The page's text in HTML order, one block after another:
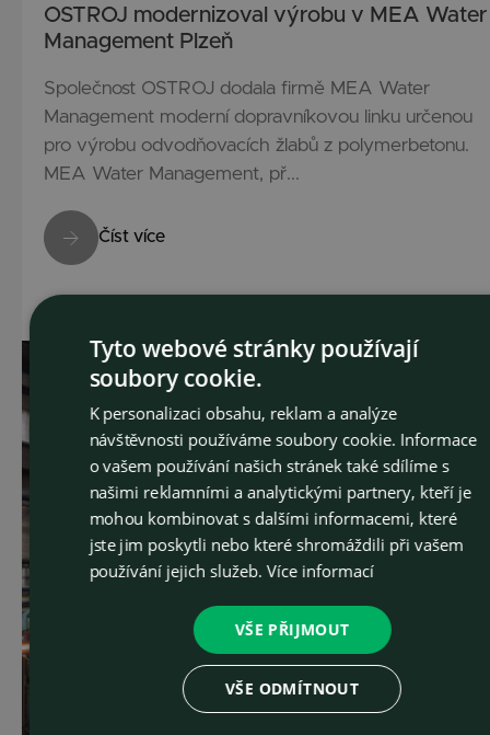
OSTROJ modernizoval výrobu v MEA Water
Management Plzeň
Společnost OSTROJ dodala firmě MEA Water
Management moderní dopravníkovou linku určenou
pro výrobu odvodňovacích žlabů z polymerbetonu.
MEA Water Management, př...
Číst více
Tyto webové stránky používají
soubory cookie.
K personalizaci obsahu, reklam a analýze
návštěvnosti používáme soubory cookie. Informace
o vašem používání našich stránek také sdílíme s
našimi reklamními a analytickými partnery, kteří je
mohou kombinovat s dalšími informacemi, které
jste jim poskytli nebo které shromáždili při vašem
používání jejich služeb. Více informací
VŠE PŘIJMOUT
VŠE ODMÍTNOUT